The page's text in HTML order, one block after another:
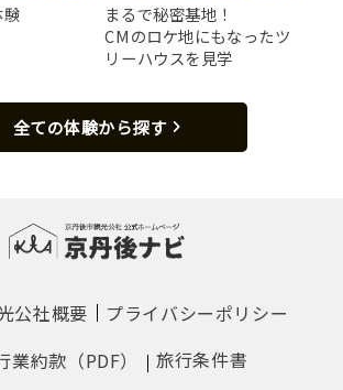
験
まるで秘密基地！
CMのロケ地にもなったツ
リーハウスを見学
全ての体験から探す
公社概要
プライバシーポリシー
業約款（PDF）
旅行条件書